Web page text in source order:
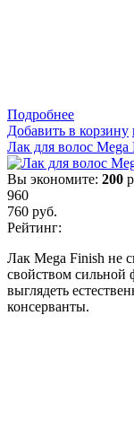
Подробнеe
Добавить в корзину
Лак для волос
Вы экономите: 200
960
760 руб.
Рейтинг:
Лак Mega Finish не
свойством сильной
выглядеть
консерванты.